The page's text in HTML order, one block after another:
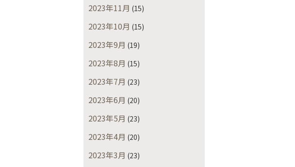
2023年11月 (15)
2023年10月 (15)
2023年9月 (19)
2023年8月 (15)
2023年7月 (23)
2023年6月 (20)
2023年5月 (23)
2023年4月 (20)
2023年3月 (23)